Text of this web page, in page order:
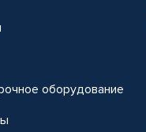
оборудование